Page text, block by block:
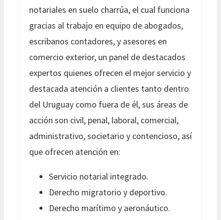
notariales en suelo charrúa, el cual funciona
gracias al trabajo en equipo de abogados,
escribanos contadores, y asesores en
comercio exterior, un panel de destacados
expertos quienes ofrecen el mejor servicio y
destacada atención a clientes tanto dentro
del Uruguay como fuera de él, sus áreas de
acción son civil, penal, laboral, comercial,
administrativo, societario y contencioso, así
que ofrecen atención en:
Servicio notarial integrado.
Derecho migratorio y deportivo.
Derecho marítimo y aeronáutico.